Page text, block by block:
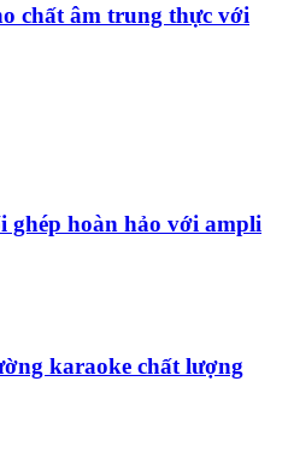
chất âm trung thực với
ghép hoàn hảo với ampli
karaoke chất lượng